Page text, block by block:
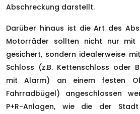
Abschreckung darstellt.
Darüber hinaus ist die Art des
Motorräder sollten nicht nur mit
gesichert, sondern idealerweise
Schloss (z.B. Kettenschloss oder
mit Alarm) an einem festen
Fahrradbügel) angeschlossen
P+R-Anlagen, wie die der